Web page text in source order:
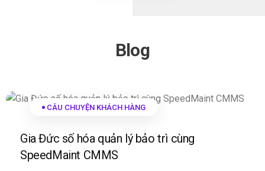
Blog
CÂU CHUYỆN KHÁCH HÀNG
Gia Đức số hóa quản lý bảo trì cùng
SpeedMaint CMMS